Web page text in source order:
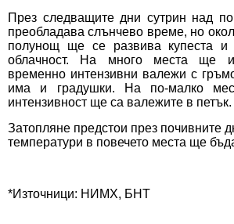
През следващите дни сутрин над
преобладава слънчево време, но
полунощ ще се развива купеста и
облачност. На много места ще
временно интензивни валежи с
има и градушки. На по-малко
интензивност ще са валежите в петък.
Затопляне предстои през почивните
температури в повечето места ще
*Източници: НИМХ, БНТ